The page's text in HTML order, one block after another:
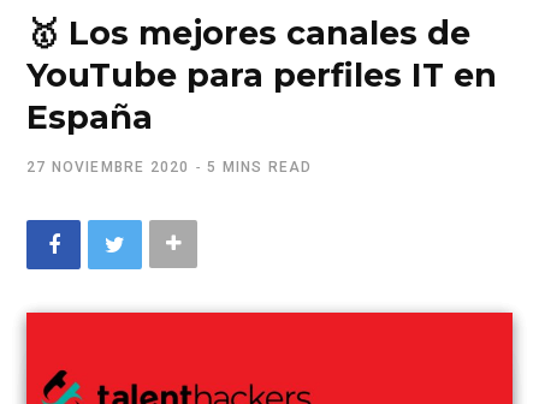
🥇 Los mejores canales de
YouTube para perfiles IT en
España
27 NOVIEMBRE 2020 5 MINS READ